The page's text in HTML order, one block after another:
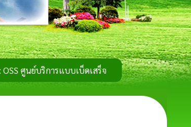
One Stop Service : OSS ศูนย์บริการแบบเบ็ดเสร็จ